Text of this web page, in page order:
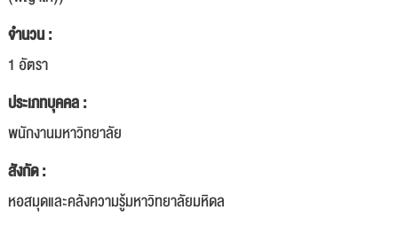
จำนวน :
1 อัตรา
ประเภทบุคคล :
พนักงานมหาวิทยาลัย
สังกัด :
หอสมุดและคลังความรู้มหาวิทยาลัยมหิดล